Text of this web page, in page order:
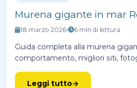
Murena gigante in mar
18 marzo 2026• 6 min di lettura
Guida completa alla murena
comportamento, migliori siti,
Leggi tutto